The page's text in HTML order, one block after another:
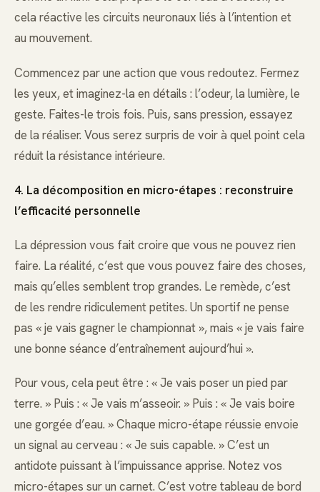
cela réactive les circuits neuronaux liés à l’intention et
au mouvement.
Commencez par une action que vous redoutez. Fermez
les yeux, et imaginez-la en détails : l’odeur, la lumière, le
geste. Faites-le trois fois. Puis, sans pression, essayez
de la réaliser. Vous serez surpris de voir à quel point cela
réduit la résistance intérieure.
4. La décomposition en micro-étapes : reconstruire
l’efficacité personnelle
La dépression vous fait croire que vous ne pouvez rien
faire. La réalité, c’est que vous pouvez faire des choses,
mais qu’elles semblent trop grandes. Le remède, c’est
de les rendre ridiculement petites. Un sportif ne pense
pas « je vais gagner le championnat », mais « je vais faire
une bonne séance d’entraînement aujourd’hui ».
Pour vous, cela peut être : « Je vais poser un pied par
terre. » Puis : « Je vais m’asseoir. » Puis : « Je vais boire
une gorgée d’eau. » Chaque micro-étape réussie envoie
un signal au cerveau : « Je suis capable. » C’est un
antidote puissant à l’impuissance apprise. Notez vos
micro-étapes sur un carnet. C’est votre tableau de bord